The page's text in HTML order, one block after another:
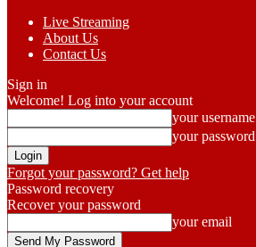
Live Streaming
About Us
Contact Us
Sign in
Welcome! Log into your account
your username
your password
Forgot your password? Get help
Password recovery
Recover your password
your email